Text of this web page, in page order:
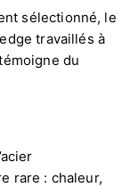
sélectionné, le
travaillés à
du
rare : chaleur,